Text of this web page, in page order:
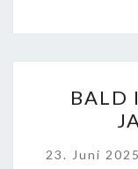
BALD
23. Juni 2025